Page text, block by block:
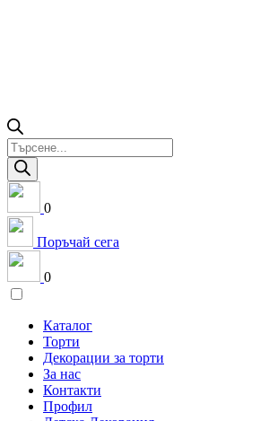
Products
search
0
Поръчай сега
0
Каталог
Торти
Декорации за торти
За нас
Контакти
Профил